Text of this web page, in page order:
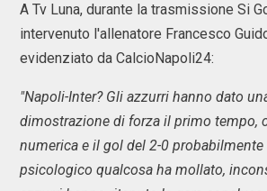
A Tv Luna, durante la trasmissione Si
intervenuto l'allenatore Francesco
evidenziato da CalcioNapoli24:
"Napoli-Inter? Gli azzurri hanno dato
dimostrazione di forza il primo tempo,
numerica e il gol del 2-0 probabilmente
psicologico qualcosa ha mollato,